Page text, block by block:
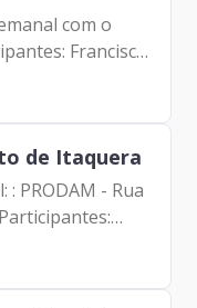
com o
Prodam)
da
de Itaquera
PRODAM - Rua
da